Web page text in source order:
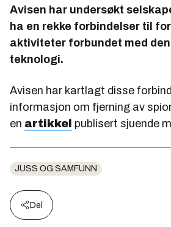
Avisen har undersøkt
ha en rekke forbindelser til
aktiviteter forbundet med
teknologi.
Avisen har kartlagt disse
informasjon om fjerning av
en artikkel publisert sjuende
JUSS OG SAMFUNN
Del